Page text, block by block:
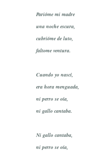
Parióme mi madre
una noche escura,
cubrióme de luto,
faltome ventura.
Cuando yo nascí,
era hora menguada,
ni perro se oía,
ni gallo cantaba.
Ni gallo cantaba,
ni perro se oía,